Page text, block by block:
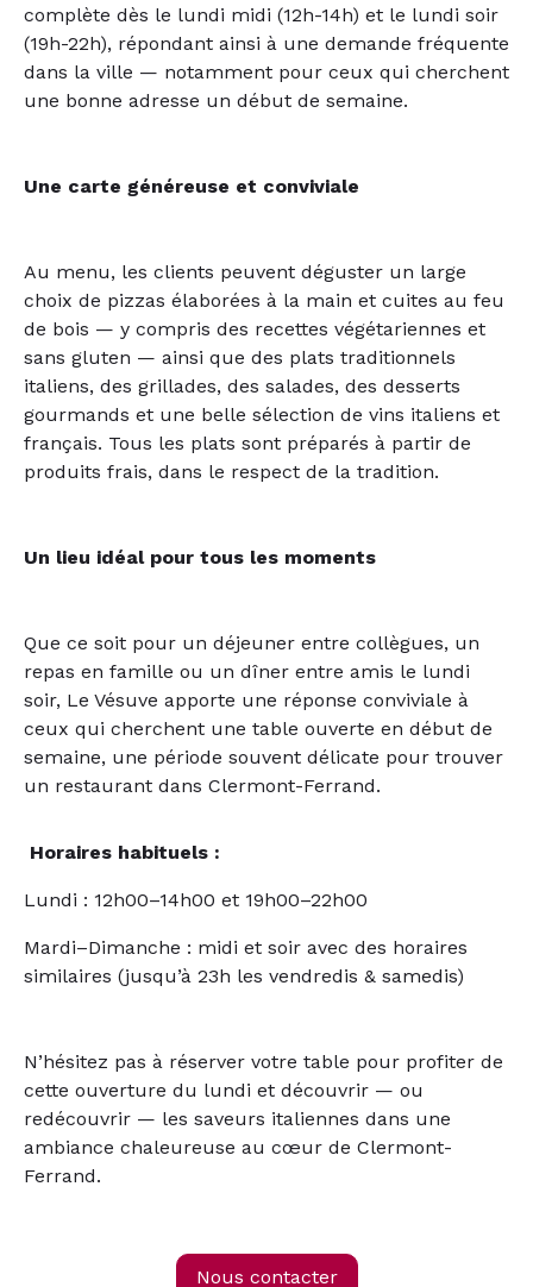
complète dès le lundi midi (12h-14h) et le lundi soir
(19h-22h), répondant ainsi à une demande fréquente
dans la ville — notamment pour ceux qui cherchent
une bonne adresse un début de semaine.
Une carte généreuse et conviviale
Au menu, les clients peuvent déguster un large
choix de pizzas élaborées à la main et cuites au feu
de bois — y compris des recettes végétariennes et
sans gluten — ainsi que des plats traditionnels
italiens, des grillades, des salades, des desserts
gourmands et une belle sélection de vins italiens et
français. Tous les plats sont préparés à partir de
produits frais, dans le respect de la tradition.
Un lieu idéal pour tous les moments
Que ce soit pour un déjeuner entre collègues, un
repas en famille ou un dîner entre amis le lundi
soir, Le Vésuve apporte une réponse conviviale à
ceux qui cherchent une table ouverte en début de
semaine, une période souvent délicate pour trouver
un restaurant dans Clermont-Ferrand.
Horaires habituels :
Lundi : 12h00–14h00 et 19h00–22h00
Mardi–Dimanche : midi et soir avec des horaires
similaires (jusqu’à 23h les vendredis & samedis)
N’hésitez pas à réserver votre table pour profiter de
cette ouverture du lundi et découvrir — ou
redécouvrir — les saveurs italiennes dans une
ambiance chaleureuse au cœur de Clermont-
Ferrand.
Nous contacter